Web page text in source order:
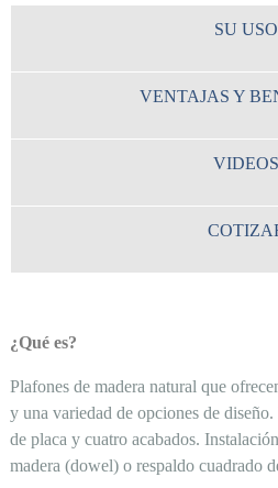
SU USO
VENTAJAS Y
VIDEOS
¿Qué es?
Plafones de madera natural que
y una variedad de opciones de
de placa y cuatro acabados.
madera (dowel) o respaldo cuadrado